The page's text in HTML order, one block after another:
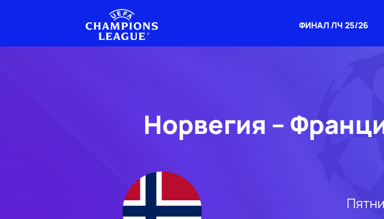
ФИНАЛ ЛЧ 25/26
Норвегия –